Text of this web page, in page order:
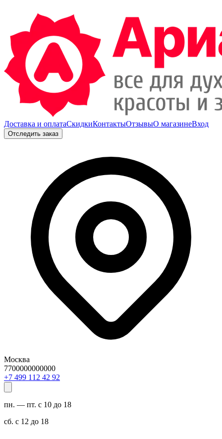
Доставка и оплатаСкидкиКонтактыОтзывыО магазинеВход
Отследить заказ
Москва
7700000000000
29 24 211 994 7+
пн. — пт. с 10 до 18
сб. с 12 до 18